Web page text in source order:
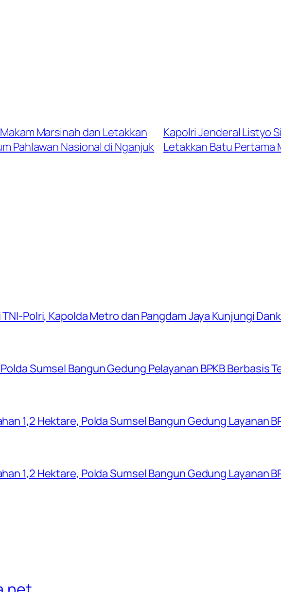
Marsinah dan Letakkan
Pahlawan Nasional di Nganjuk
Kapolri Jenderal Listyo
Letakkan Batu Pertama
Polri, Kapolda Metro dan Pangdam Jaya Kunjungi
Sumsel Bangun Gedung Pelayanan BPKB Berbasis
1,2 Hektare, Polda Sumsel Bangun Gedung Layanan
1,2 Hektare, Polda Sumsel Bangun Gedung Layanan